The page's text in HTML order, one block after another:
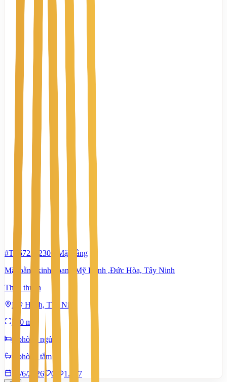
#TS67222230-
Mặt bằng
Mặt bằng kinh doanh Mỹ Hạnh ,Đức Hòa, Tây Ninh
Thỏa thuận
Mỹ Hạnh, Tây Ninh
360 m²
1 phòng ngủ
1 phòng tắm
27/6/2026
0 1.597